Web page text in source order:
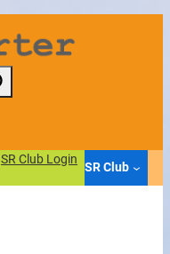
SR Club Login
SR Club